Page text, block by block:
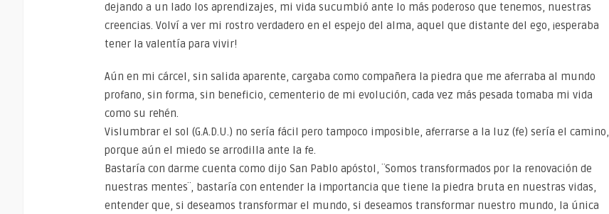
dejando a un lado los aprendizajes, mi vida sucumbió ante lo más poderoso que tenemos, nuestras
creencias. Volví a ver mi rostro verdadero en el espejo del alma, aquel que distante del ego, ¡esperaba
tener la valentía para vivir!
Aún en mi cárcel, sin salida aparente, cargaba como compañera la piedra que me aferraba al mundo
profano, sin forma, sin beneficio, cementerio de mi evolución, cada vez más pesada tomaba mi vida
como su rehén.
Vislumbrar el sol (G.A.D.U.) no sería fácil pero tampoco imposible, aferrarse a la luz (fe) sería el camino,
porque aún el miedo se arrodilla ante la fe.
Bastaría con darme cuenta como dijo San Pablo apóstol, ¨Somos transformados por la renovación de
nuestras mentes¨, bastaría con entender la importancia que tiene la piedra bruta en nuestras vidas,
entender que, si deseamos transformar el mundo, si deseamos transformar nuestro mundo, la única